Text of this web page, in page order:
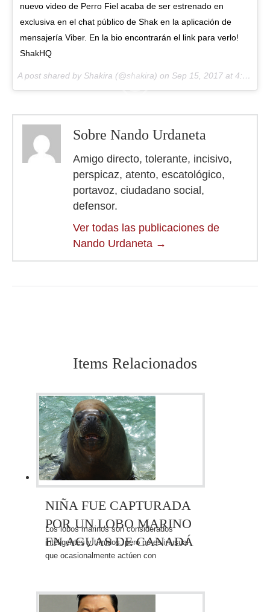
nuevo video de Perro Fiel acaba de ser estrenado en
exclusiva en el chat público de Shak en la aplicación de
mensajería Viber. En la bio encontrarán el link para verlo!
ShakHQ
A post shared by Shakira (@shakira) on Sep 15, 2017 at 4:17am PDT
Sobre Nando Urdaneta
Amigo directo, tolerante, incisivo,
perspicaz, atento, escatológico,
portavoz, ciudadano social,
defensor.
Ver todas las publicaciones de
Nando Urdaneta →
Items Relacionados
NIÑA FUE CAPTURADA
POR UN LOBO MARINO
EN AGUAS DE CANADÁ
Los lobos marinos son considerados
inteligentes y tímidos, pero no es inusual
que ocasionalmente actúen con